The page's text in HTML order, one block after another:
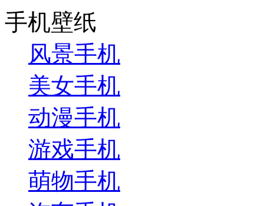
手机壁纸
风景手机
美女手机
动漫手机
游戏手机
萌物手机